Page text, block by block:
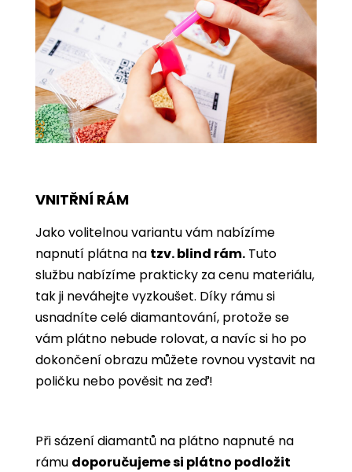
VNITŘNÍ RÁM
Jako volitelnou variantu vám nabízíme
napnutí plátna na tzv. blind rám. Tuto
službu nabízíme prakticky za cenu materiálu,
tak ji neváhejte vyzkoušet. Díky rámu si
usnadníte celé diamantování, protože se
vám plátno nebude rolovat, a navíc si ho po
dokončení obrazu můžete rovnou vystavit na
poličku nebo pověsit na zeď!
Při sázení diamantů na plátno napnuté na
rámu doporučujeme si plátno podložit